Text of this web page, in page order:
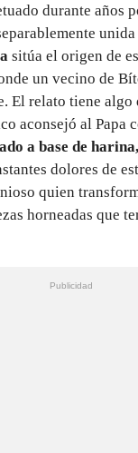
durante años
unida
sitúa el origen de
un vecino de
El relato tiene algo
aconsejó al Papa
a base de
dolores de
quien
horneadas que